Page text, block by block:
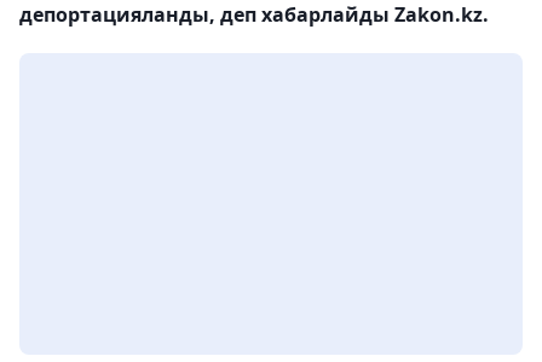
депортацияланды, деп хабарлайды Zakon.kz.